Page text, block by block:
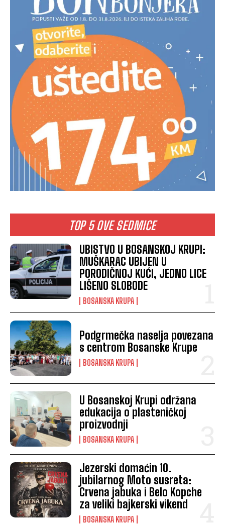
TOP 5 OVE SEDMICE
UBISTVO U BOSANSKOJ KRUPI:
MUŠKARAC UBIJEN U
PORODIČNOJ KUĆI, JEDNO LICE
LIŠENO SLOBODE
BOSANSKA KRUPA
Podgrmečka naselja povezana
s centrom Bosanske Krupe
BOSANSKA KRUPA
U Bosanskoj Krupi održana
edukacija o plasteničkoj
proizvodnji
BOSANSKA KRUPA
Jezerski domaćin 10.
jubilarnog Moto susreta:
Crvena jabuka i Belo Kopche
za veliki bajkerski vikend
BOSANSKA KRUPA